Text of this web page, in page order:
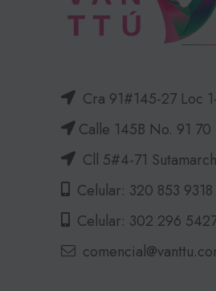
Cra 91#145-27 Loc
Calle 145B No. 91 70
Cll 5#4-71
Celular: 320 853 9318
Celular: 302 296